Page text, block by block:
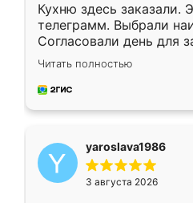
Кухню здесь заказали.
телеграмм. Выбрали
Согласовали день для
недели кухня была уже
довольны работой.
мебель за качественную
Читать полностью
yaroslava1986
3 августа 2026